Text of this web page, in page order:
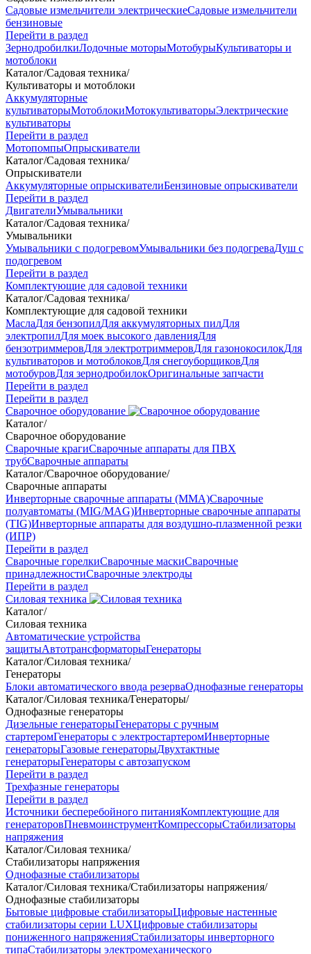
Садовые измельчители электрическиеСадовые измельчители
бензиновые
Перейти в раздел
ЗернодробилкиЛодочные моторыМотобурыКультиваторы и
мотоблоки
Каталог/Садовая техника/
Культиваторы и мотоблоки
Аккумуляторные
культиваторыМотоблокиМотокультиваторыЭлектрические
культиваторы
Перейти в раздел
МотопомпыОпрыскиватели
Каталог/Садовая техника/
Опрыскиватели
Аккумуляторные опрыскивателиБензиновые опрыскиватели
Перейти в раздел
ДвигателиУмывальники
Каталог/Садовая техника/
Умывальники
Умывальники с подогревомУмывальники без подогреваДуш с
подогревом
Перейти в раздел
Комплектующие для садовой техники
Каталог/Садовая техника/
Комплектующие для садовой техники
МаслаДля бензопилДля аккумуляторных пилДля
электропилДля моек высокого давленияДля
бензотриммеровДля электротриммеровДля газонокосилокДля
культиваторов и мотоблоковДля снегоуборщиковДля
мотобуровДля зернодробилокОригинальные запчасти
Перейти в раздел
Перейти в раздел
Сварочное оборудование
Каталог/
Сварочное оборудование
Сварочные крагиСварочные аппараты для ПВХ
трубСварочные аппараты
Каталог/Сварочное оборудование/
Сварочные аппараты
Инверторные сварочные аппараты (ММА)Сварочные
полуавтоматы (MIG/MAG)Инверторные сварочные аппараты
(TIG)Инверторные аппараты для воздушно-плазменной резки
(ИПР)
Перейти в раздел
Сварочные горелкиСварочные маскиСварочные
принадлежностиСварочные электроды
Перейти в раздел
Силовая техника
Каталог/
Силовая техника
Автоматические устройства
защитыАвтотрансформаторыГенераторы
Каталог/Силовая техника/
Генераторы
Блоки автоматического ввода резерваОднофазные генераторы
Каталог/Силовая техника/Генераторы/
Однофазные генераторы
Дизельные генераторыГенераторы с ручным
стартеромГенераторы с электростартеромИнверторные
генераторыГазовые генераторыДвухтактные
генераторыГенераторы с автозапуском
Перейти в раздел
Трехфазные генераторы
Перейти в раздел
Источники бесперебойного питанияКомплектующие для
генераторовПневмоинструментКомпрессорыСтабилизаторы
напряжения
Каталог/Силовая техника/
Стабилизаторы напряжения
Однофазные стабилизаторы
Каталог/Силовая техника/Стабилизаторы напряжения/
Однофазные стабилизаторы
Бытовые цифровые стабилизаторыЦифровые настенные
стабилизаторы серии LUXЦифровые стабилизаторы
пониженного напряженияСтабилизаторы инверторного
типаСтабилизаторы электромеханического